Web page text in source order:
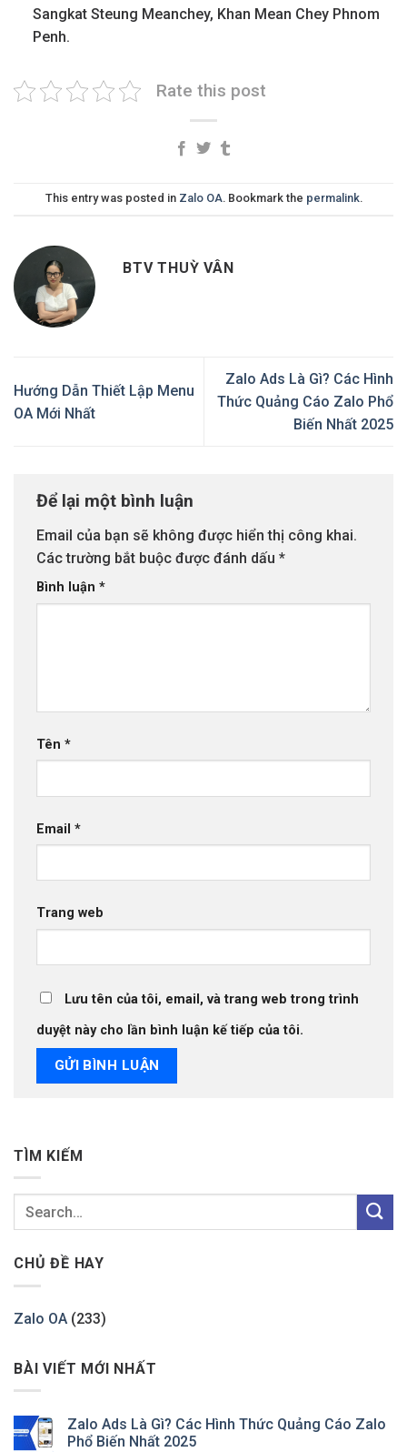
Sangkat Steung Meanchey, Khan Mean Chey Phnom
Penh.
Rate this post
This entry was posted in Zalo OA. Bookmark the permalink.
BTV THUỲ VÂN
Hướng Dẫn Thiết Lập Menu
OA Mới Nhất
Zalo Ads Là Gì? Các Hình
Thức Quảng Cáo Zalo Phổ
Biến Nhất 2025
Để lại một bình luận
Email của bạn sẽ không được hiển thị công khai.
Các trường bắt buộc được đánh dấu *
Bình luận *
Tên *
Email *
Trang web
Lưu tên của tôi, email, và trang web trong trình
duyệt này cho lần bình luận kế tiếp của tôi.
TÌM KIẾM
CHỦ ĐỀ HAY
Zalo OA (233)
BÀI VIẾT MỚI NHẤT
Zalo Ads Là Gì? Các Hình Thức Quảng Cáo Zalo
Phổ Biến Nhất 2025